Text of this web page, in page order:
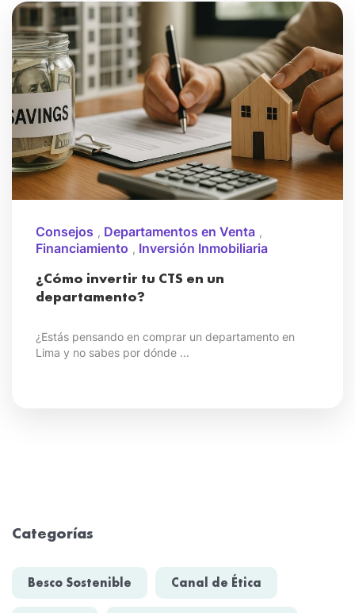
Consejos , Departamentos en Venta ,
Financiamiento , Inversión Inmobiliaria
¿Cómo invertir tu CTS en un
departamento?
¿Estás pensando en comprar un departamento en
Lima y no sabes por dónde ...
Categorías
Besco Sostenible Canal de Ética